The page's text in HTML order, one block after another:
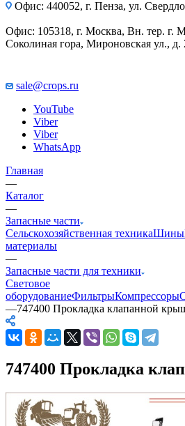
Офис: 440052, г. Пенза, ул.
Офис: 105318, г. Москва, Вн. тер. г.
Соколиная гора, Мироновская ул., д.
sale@crops.ru
YouTube
Viber
Viber
WhatsApp
Главная
—
Каталог
—
Запасные части
Сельскохозяйственная техникаШины
материалы
—
Запасные части для техники
Световое
оборудованиеФильтрыКомпрессоры
—747400 Прокладка клапанной
747400 Прокладка